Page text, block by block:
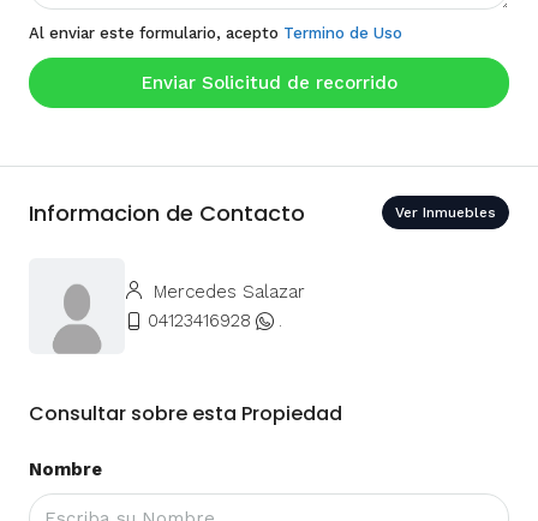
Al enviar este formulario, acepto Termino de Uso
Enviar Solicitud de recorrido
Informacion de Contacto Ver Inmuebles
Mercedes Salazar
04123416928
.
Consultar sobre esta Propiedad
Nombre